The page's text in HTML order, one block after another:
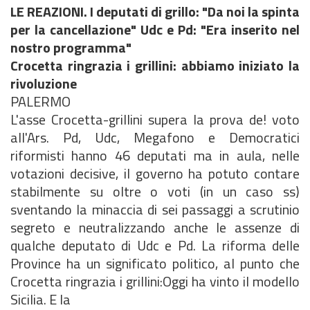
LE REAZIONI. I deputati di grillo: "Da noi la spinta
per la cancellazione" Udc e Pd: "Era inserito nel
nostro programma"
Crocetta ringrazia i grillini: abbiamo iniziato la
rivoluzione
PALERMO
L'asse Crocetta-grillini supera la prova de! voto
all'Ars. Pd, Udc, Megafono e Democratici
riformisti hanno 46 deputati ma in aula, nelle
votazioni decisive, il governo ha potuto contare
stabilmente su oltre o voti (in un caso ss)
sventando la minaccia di sei passaggi a scrutinio
segreto e neutralizzando anche le assenze di
qualche deputato di Udc e Pd. La riforma delle
Province ha un significato politico, al punto che
Crocetta ringrazia i grillini:Oggi ha vinto il modello
Sicilia. E la